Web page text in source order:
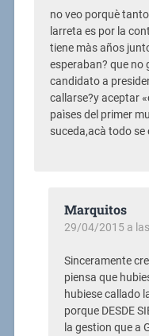
no veo porquè
larreta es por la
tiene màs años
esperaban? que
candidato a
callarse?y aceptar
paìses del primer
suceda,acà todo
Marquitos
29/04/2015 a
Sinceramente
piensa que
hubiese callado
porque DESDE
la gestion que a